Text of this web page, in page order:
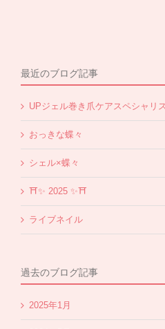
最近のブログ記事
UPジェル巻き爪ケアスペシャリ
おっきな蝶々
シェル×蝶々
⛩✨️ 2025 ✨️⛩
ライブネイル
過去のブログ記事
2025年1月